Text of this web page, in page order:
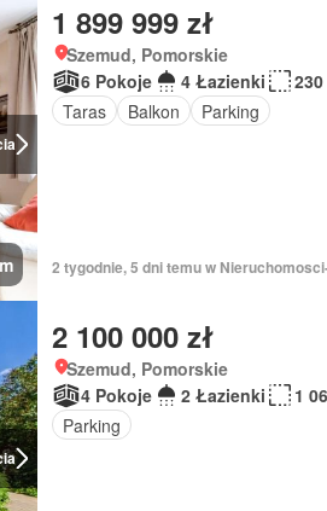
1 899 999 zł
Szemud, Pomorskie
6 Pokoje
4 Łazienki
230
Taras
Balkon Parking
2 tygodnie, 5 dni temu w
2 100 000 zł
Szemud, Pomorskie
4 Pokoje
2 Łazienki
1
Parking